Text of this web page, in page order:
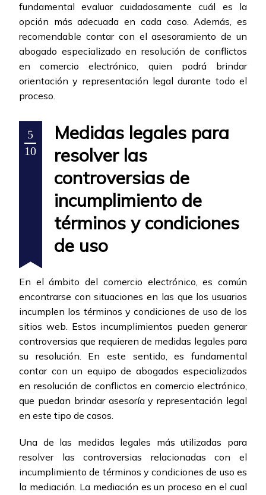
fundamental evaluar cuidadosamente cuál es la
opción más adecuada en cada caso. Además, es
recomendable contar con el asesoramiento de un
abogado especializado en resolución de conflictos
en comercio electrónico, quien podrá brindar
orientación y representación legal durante todo el
proceso.
5
10
Medidas legales para
resolver las
controversias de
incumplimiento de
términos y condiciones
de uso
En el ámbito del comercio electrónico, es común
encontrarse con situaciones en las que los usuarios
incumplen los términos y condiciones de uso de los
sitios web. Estos incumplimientos pueden generar
controversias que requieren de medidas legales para
su resolución. En este sentido, es fundamental
contar con un equipo de abogados especializados
en resolución de conflictos en comercio electrónico,
que puedan brindar asesoría y representación legal
en este tipo de casos.
Una de las medidas legales más utilizadas para
resolver las controversias relacionadas con el
incumplimiento de términos y condiciones de uso es
la mediación. La mediación es un proceso en el cual